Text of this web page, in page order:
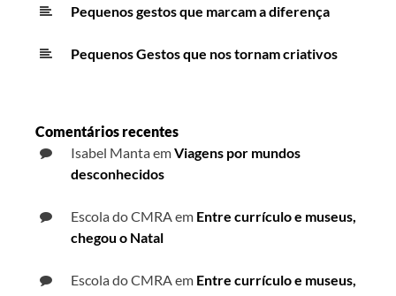
Pequenos gestos que marcam a diferença
Pequenos Gestos que nos tornam criativos
Comentários recentes
Isabel MantaemViagens por mundos
desconhecidos
Escola do CMRA em Entre currículo e museus,
chegou o Natal
Escola do CMRA em Entre currículo e museus,